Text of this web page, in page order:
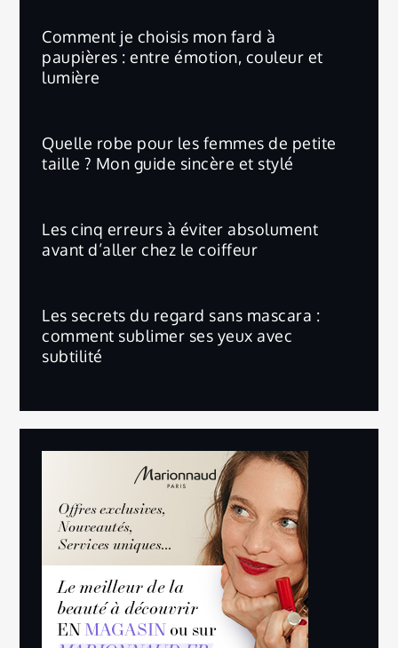
Comment je choisis mon fard à
paupières : entre émotion, couleur et
lumière
Quelle robe pour les femmes de petite
taille ? Mon guide sincère et stylé
Les cinq erreurs à éviter absolument
avant d’aller chez le coiffeur
Les secrets du regard sans mascara :
comment sublimer ses yeux avec
subtilité